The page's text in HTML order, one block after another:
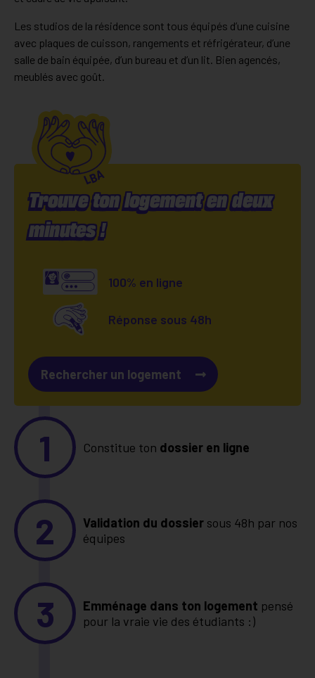
Les studios de la résidence sont tous équipés d’une cuisine
avec plaques de cuisson, rangements et réfrigérateur, d’une
salle de bain équipée, d’un bureau et d’un lit. Bien agencés,
meublés avec goût.
Trouve ton logement en deux
minutes !
100% en ligne
Réponse sous 48h
Rechercher un logement
1 Constitue ton dossier en ligne
2 Validation du dossier sous 48h par nos
équipes
3 Emménage dans ton logement pensé
pour la vraie vie des étudiants :)